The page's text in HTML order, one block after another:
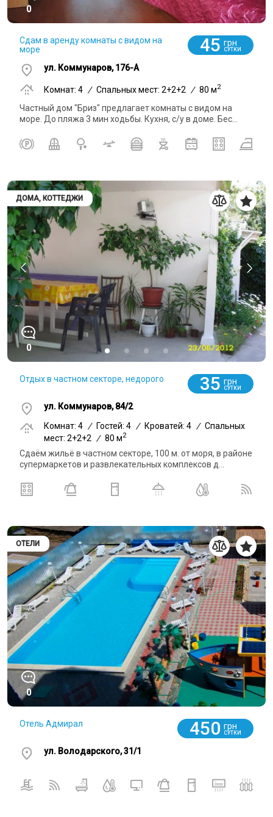
0
Сдам в аренду комнаты с видом на
море
45 грн
СУТКИ
ул. Коммунаров, 176-А
Комнат: 4 / Спальных мест: 2+2+2 / 80 м2
Частный дом "Бриз" предлагает комнаты с видом на
море. До пляжа 3 мин ходьбы. Кухня, с/у в доме. Бес...
ДОМА, КОТТЕДЖИ
0
Отдых в частном секторе, недорого 35 грн
СУТКИ
ул. Коммунаров, 84/2
Комнат: 4 / Гостей: 4 / Кроватей: 4 / Спальных
мест: 2+2+2
/ 80 м2
Сдаём жильё в частном секторе, 100 м. от моря, в районе
супермаркетов и развлекательных комплексов д...
ОТЕЛИ
0
Отель Адмирал 450 грн
СУТКИ
ул. Володарского, 31/1